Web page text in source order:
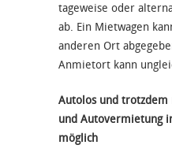
tageweise oder
ab. Ein Mietwagen
anderen Ort
Anmietort kann
Autolos und trotzdem
und Autovermietung
möglich